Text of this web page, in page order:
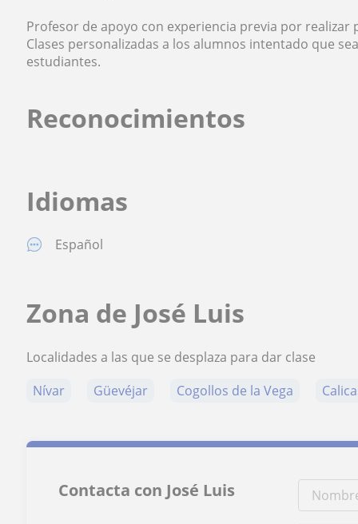
Profesor de apoyo con experiencia previa por realizar
Clases personalizadas a los alumnos intentado que
estudiantes.
Reconocimientos
Idiomas
Español
Zona de José Luis
Localidades a las que se desplaza para dar clase
Nívar
Güevéjar Cogollos de la Vega
Contacta con José Luis